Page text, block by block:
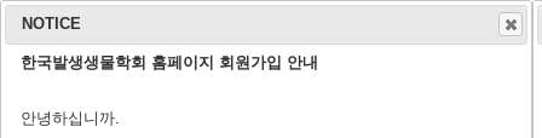
NOTICE
한국발생생물학회 홈페이지 회원가입 안내
안녕하십니까.